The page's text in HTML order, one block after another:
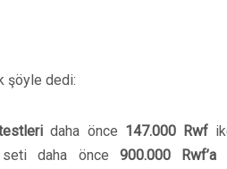
şöyle dedi:
daha önce 147.000 Rwf
daha önce 900.000 Rwf’a